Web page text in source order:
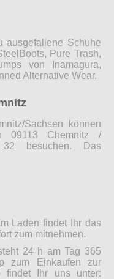
ausgefallene Schuhe
Pure Trash,
von Inamagura,
Alternative Wear.
Sachsen können
Chemnitz /
32 besuchen. Das
Laden findet Ihr das
zum mitnehmen.
24 h am Tag 365
zum Einkaufen zur
findet Ihr uns unter: